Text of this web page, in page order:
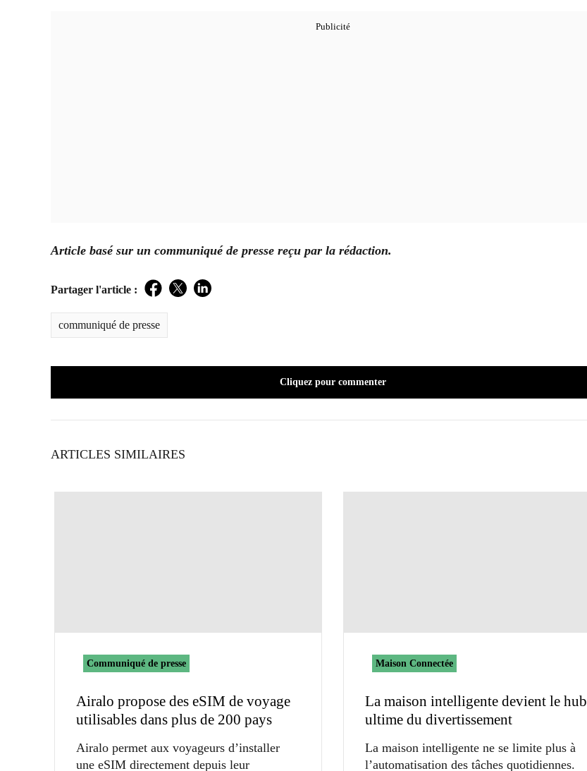
Article basé sur un communiqué de presse reçu par la rédaction.
Partager l'article : Facebook
TwitterLinkedIn
communiqué de presse
Cliquez pour commenter
ARTICLES SIMILAIRES
Communiqué de presse
Airalo propose des eSIM de voyage
utilisables dans plus de 200 pays
Airalo permet aux voyageurs d’installer
une eSIM directement depuis leur
Maison Connectée
La maison intelligente devient le hub
ultime du divertissement
La maison intelligente ne se limite plus à
l’automatisation des tâches quotidiennes.